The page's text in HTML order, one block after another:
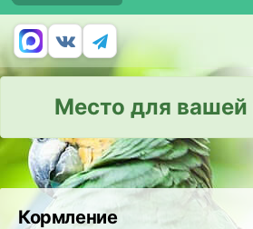
Место для
Кормление